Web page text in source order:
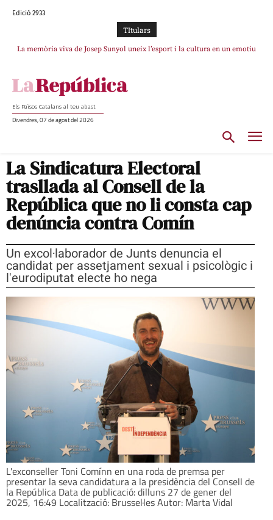
Edició 2933
TItulars
La memòria viva de Josep Sunyol uneix l’esport i la cultura en un emotiu
Els Països Catalans al teu abast
Divendres, 07 de agost del 2026
La Sindicatura Electoral
trasllada al Consell de la
República que no li consta cap
denúncia contra Comín
Un excol·laborador de Junts denuncia el
candidat per assetjament sexual i psicològic i
l'eurodiputat electe ho nega
L'exconseller Toni Comínn en una roda de premsa per
presentar la seva candidatura a la presidència del Consell de
la República Data de publicació: dilluns 27 de gener del
2025, 16:49 Localització: Brussel·les Autor: Marta Vidal